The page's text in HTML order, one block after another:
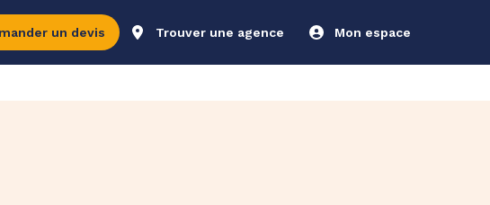
un devis Trouver une agence Mon espace